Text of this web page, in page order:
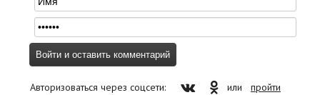
Авторизоваться через соцсети: или пройти